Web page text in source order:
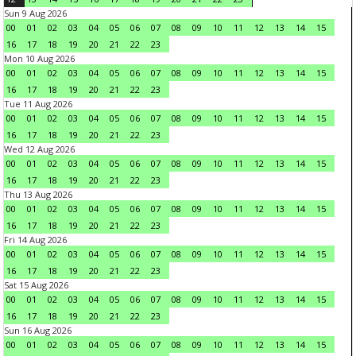
Sun 9 Aug 2026
00
01 02 03 04 05 06 07 08 09 10 11 12 13 14
15
16
17 18 19 20 21 22
23
Mon 10 Aug 2026
00
01 02 03 04 05 06 07 08 09 10 11 12 13 14
15
16
17 18 19 20 21 22
23
Tue 11 Aug 2026
00
01 02 03 04 05 06 07 08 09 10 11 12 13 14
15
16
17 18 19 20 21 22
23
Wed 12 Aug 2026
00
01 02 03 04 05 06 07 08 09 10 11 12 13 14
15
16
17 18 19 20 21 22
23
Thu 13 Aug 2026
00
01 02 03 04 05 06 07 08 09 10 11 12 13 14
15
16
17 18 19 20 21 22
23
Fri 14 Aug 2026
00
01 02 03 04 05 06 07 08 09 10 11 12 13 14
15
16
17 18 19 20 21 22
23
Sat 15 Aug 2026
00
01 02 03 04 05 06 07 08 09 10 11 12 13 14
15
16
17 18 19 20 21 22
23
Sun 16 Aug 2026
00
01 02 03 04 05 06 07 08 09 10 11 12 13 14
15